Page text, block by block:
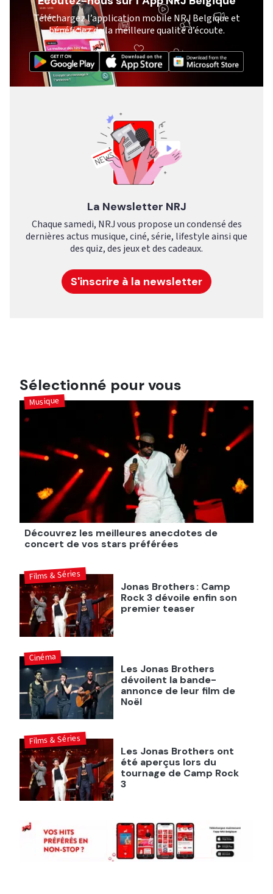
Téléchargez l’application mobile NRJ Belgique et
bénéficiez de la meilleure qualité d’écoute.
La Newsletter NRJ
Chaque samedi, NRJ vous propose un condensé des
dernières actus musique, ciné, série, lifestyle ainsi que
des quiz, des jeux et des cadeaux.
S'inscrire à la newsletter
Sélectionné pour vous
Découvrez les meilleures anecdotes de
concert de vos stars préférées
Musique
Jonas Brothers : Camp
Rock 3 dévoile enfin son
premier teaser
Films & Séries
Les Jonas Brothers
dévoilent la bande-
annonce de leur film de
Noël
Cinéma
Les Jonas Brothers ont
été aperçus lors du
tournage de Camp Rock
3
Films & Séries